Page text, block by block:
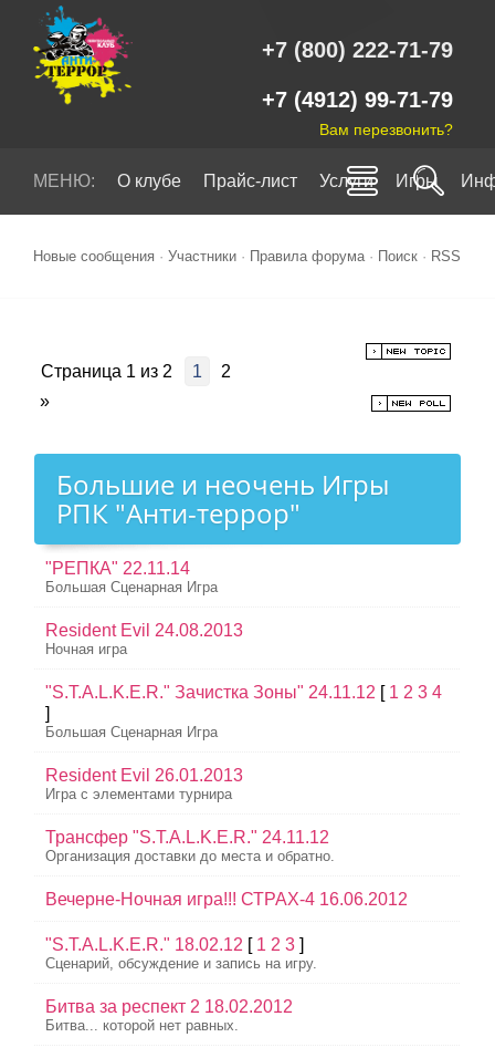
+7 (800) 222-71-79
+7 (4912) 99-71-79
Вам перезвонить?
МЕНЮ: О клубе Прайс-лист Услуги Игры
Новые сообщения · Участники · Правила форума· Поиск · RSS
Страница 1 из 2 1
2
»
Большие и неочень Игры
РПК "Анти-террор"
"РЕПКА" 22.11.14
Большая Сценарная Игра
Resident Evil 24.08.2013
Ночная игра
"S.T.A.L.K.E.R." Зачистка Зоны" 24.11.12 [ 1 2 3 4
]
Большая Сценарная Игра
Resident Evil 26.01.2013
Игра с элементами турнира
Трансфер "S.T.A.L.K.E.R." 24.11.12
Организация доставки до места и обратно.
Вечерне-Ночная игра!!! СТРАХ-4 16.06.2012
"S.T.A.L.K.E.R." 18.02.12 [ 1 2 3 ]
Сценарий, обсуждение и запись на игру.
Битва за респект 2 18.02.2012
Битва... которой нет равных.